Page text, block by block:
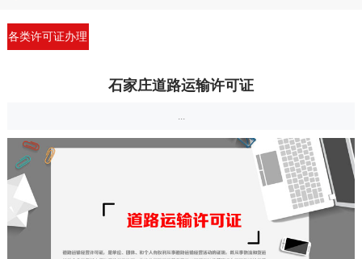
各类许可证办理
石家庄道路运输许可证